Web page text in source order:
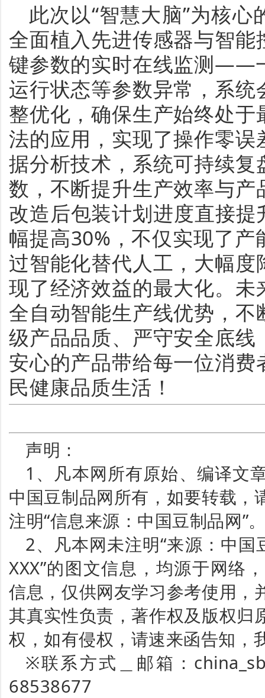
此次以“智慧大脑”为核
全面植入先进传感器与智
键参数的实时在线监测——
运行状态等参数异常，系
整优化，确保生产始终处
法的应用，实现了操作零
据分析技术，系统可持续
数，不断提升生产效率与
改造后包装计划进度直接
幅提高30%，不仅实现了
过智能化替代人工，大幅
现了经济效益的最大化。
全自动智能生产线优势，
级产品品质、严守安全底
安心的产品带给每一位消
民健康品质生活！
声明：
1、凡本网所有原始、编译文
中国豆制品网所有，如要转载，
注明“信息来源：中国豆制品网”
2、凡本网未注明“来源：中国
XXX”的图文信息，均源于网络
信息，仅供网友学习参考使用，
其真实性负责，著作权及版权归
权，如有侵权，请速来函告知，
※联系方式＿邮箱：
68538677